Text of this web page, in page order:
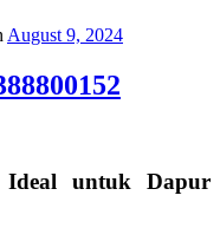
August 9, 2024
Ideal untuk Dapur